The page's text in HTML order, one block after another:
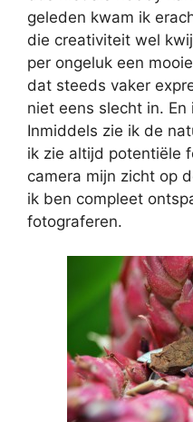
geleden kwam ik
die creativiteit wel
per ongeluk een
dat steeds vaker
niet eens slecht in.
Inmiddels zie ik de
ik zie altijd potentiële
camera mijn zicht op
ik ben compleet
fotograferen.